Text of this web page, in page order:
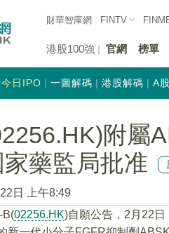
財華智庫網 FINTV
港股100強 官網 榜單
今日IPO 一圖解碼 港股解碼 A
附屬
藥監局批准
日 上午8:49
B(02256.HK)自願公告，2月22